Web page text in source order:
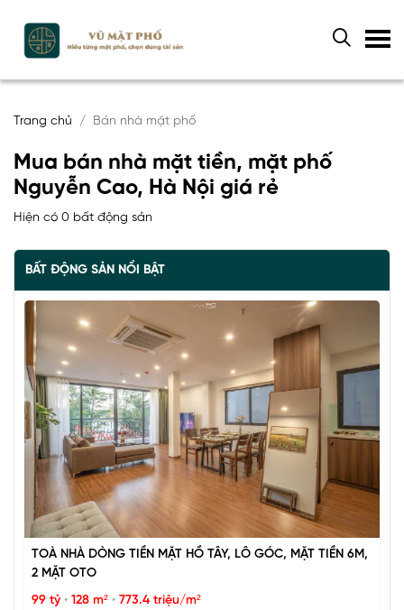
Trang chủ Bán nhà mặt phố
Mua bán nhà mặt tiền, mặt phố
Nguyễn Cao, Hà Nội giá rẻ
Hiện có 0 bất động sản
BẤT ĐỘNG SẢN NỔI BẬT
TOÀ NHÀ DÒNG TIỀN MẶT HỒ TÂY, LÔ GÓC, MẶT TIỀN 6M,
2 MẶT OTO
99 tỷ • 128 m² • 773.4 triệu/m²